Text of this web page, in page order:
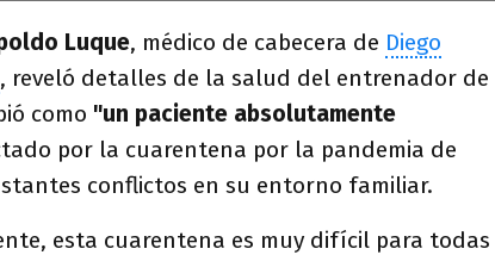
Luque, médico de cabecera de Diego
, reveló detalles de la salud del entrenador de
como "un paciente absolutamente
por la cuarentena por la pandemia de
conflictos en su entorno familiar.
esta cuarentena es muy difícil para todas